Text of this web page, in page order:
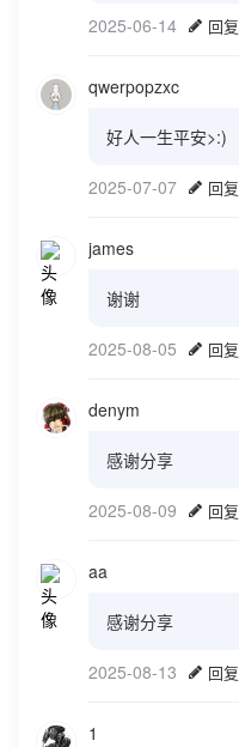
2025-06-14 回复
qwerpopzxc
好人一生平安>:)
2025-07-07 回复
james
谢谢
2025-08-05 回复
denym
感谢分享
2025-08-09 回复
aa
感谢分享
2025-08-13 回复
1